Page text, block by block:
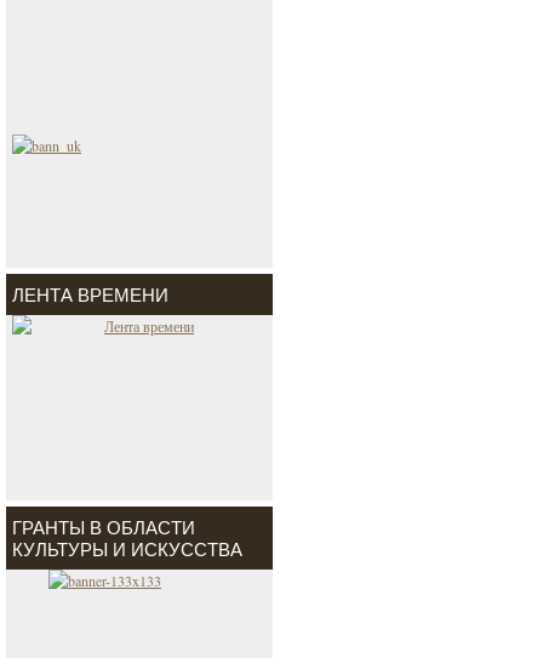
ЛЕНТА ВРЕМЕНИ
ГРАНТЫ В ОБЛАСТИ
КУЛЬТУРЫ И ИСКУССТВА